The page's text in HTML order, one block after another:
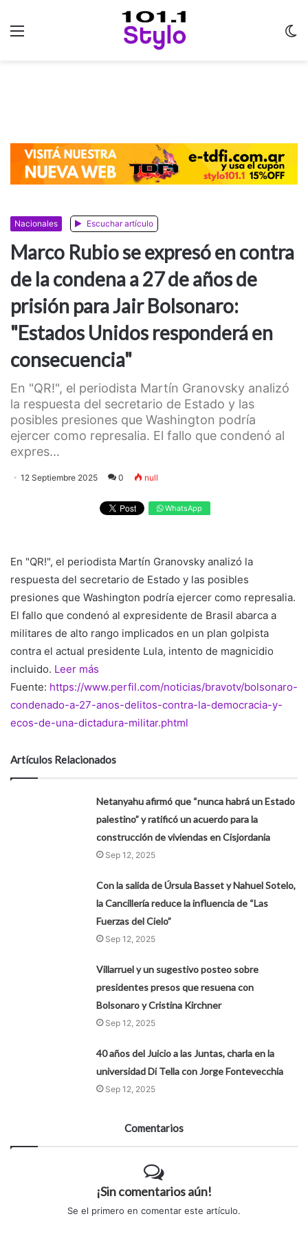
Nacionales Escuchar artículo
Marco Rubio se expresó en contra
de la condena a 27 de años de
prisión para Jair Bolsonaro:
"Estados Unidos responderá en
consecuencia"
En "QR!", el periodista Martín Granovsky analizó
la respuesta del secretario de Estado y las
posibles presiones que Washington podría
ejercer como represalia. El fallo que condenó al
expres...
12 Septiembre 2025 0 null
WhatsApp
En "QR!", el periodista Martín Granovsky analizó la
respuesta del secretario de Estado y las posibles
presiones que Washington podría ejercer como represalia.
El fallo que condenó al expresidente de Brasil abarca a
militares de alto rango implicados en un plan golpista
contra el actual presidente Lula, intento de magnicidio
incluido. Leer más
Fuente: https://www.perfil.com/noticias/bravotv/bolsonaro-
condenado-a-27-anos-delitos-contra-la-democracia-y-
ecos-de-una-dictadura-militar.phtml
Artículos Relacionados
Netanyahu afirmó que “nunca habrá un Estado
palestino” y ratificó un acuerdo para la
construcción de viviendas en Cisjordania
Sep 12, 2025
Con la salida de Úrsula Basset y Nahuel Sotelo,
la Cancillería reduce la influencia de “Las
Fuerzas del Cielo”
Sep 12, 2025
Villarruel y un sugestivo posteo sobre
presidentes presos que resuena con
Bolsonaro y Cristina Kirchner
Sep 12, 2025
40 años del Juicio a las Juntas, charla en la
universidad Di Tella con Jorge Fontevecchia
Sep 12, 2025
Comentarios
¡Sin comentarios aún!
Se el primero en comentar este artículo.